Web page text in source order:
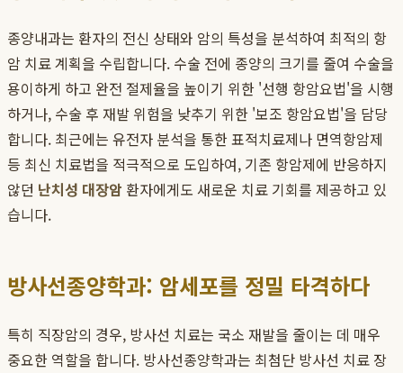
종양내과는 환자의 전신 상태와 암의 특성을 분석하여 최적의 항
암 치료 계획을 수립합니다. 수술 전에 종양의 크기를 줄여 수술을
용이하게 하고 완전 절제율을 높이기 위한 '선행 항암요법'을 시행
하거나, 수술 후 재발 위험을 낮추기 위한 '보조 항암요법'을 담당
합니다. 최근에는 유전자 분석을 통한 표적치료제나 면역항암제
등 최신 치료법을 적극적으로 도입하여, 기존 항암제에 반응하지
않던 난치성 대장암 환자에게도 새로운 치료 기회를 제공하고 있
습니다.
방사선종양학과: 암세포를 정밀 타격하다
특히 직장암의 경우, 방사선 치료는 국소 재발을 줄이는 데 매우
중요한 역할을 합니다. 방사선종양학과는 최첨단 방사선 치료 장